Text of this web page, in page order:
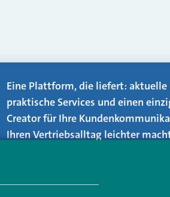
Eine Plattform, die liefert:
praktische Services und einen
Creator für Ihre
Ihren Vertriebsalltag leichter